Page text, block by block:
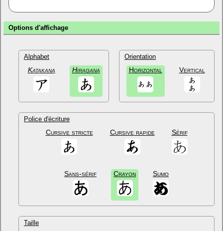
Options d'affichage
Alphabet
Katakana Hiragana
Orientation
Horizontal Vertical
Police d'écriture
Cursive stricte Cursive rapide Sérif
Sans-sérif Crayon Sumo
Taille